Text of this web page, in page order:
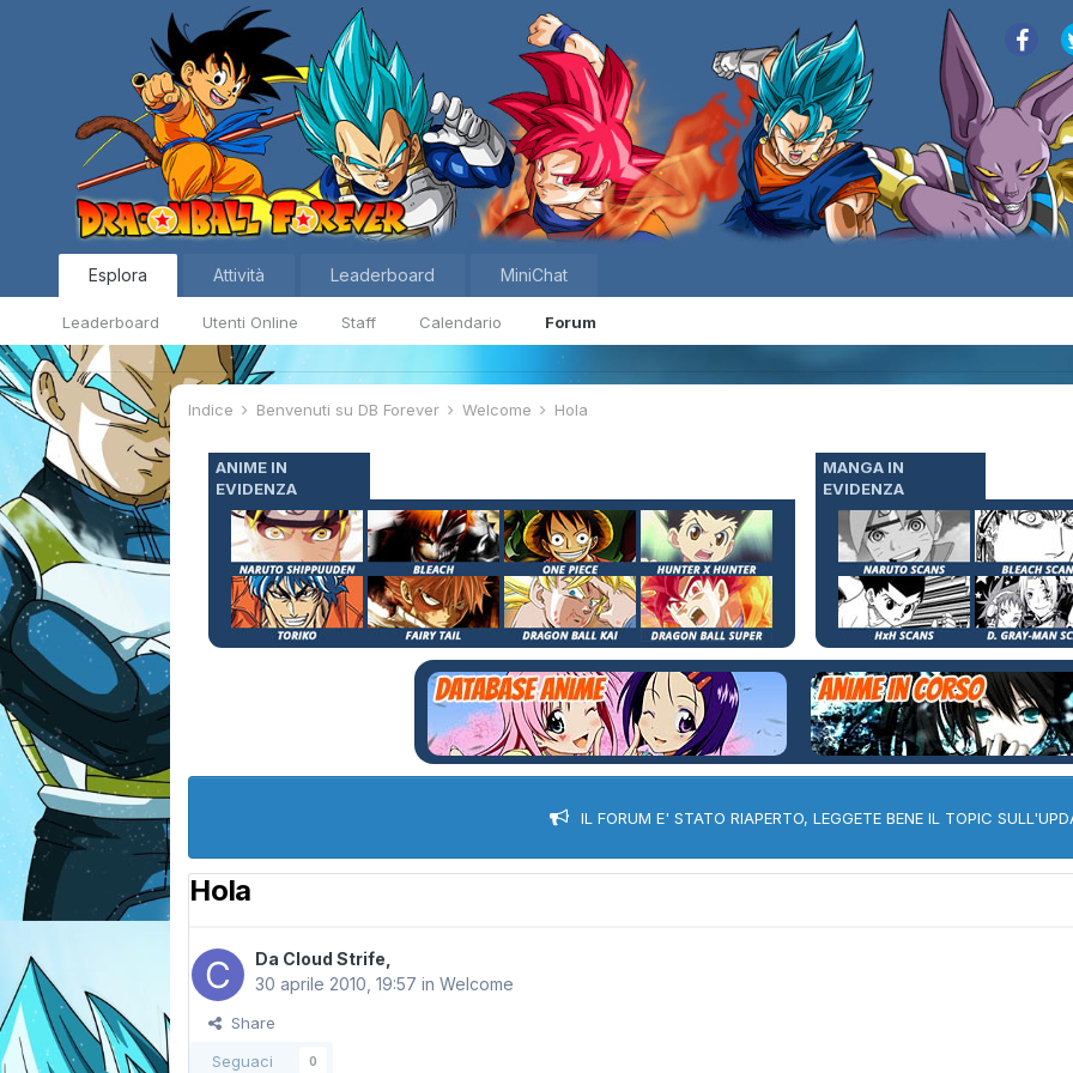
Esplora
Leaderboard Utenti Online Staff Calendario Forum
Attività Leaderboard MiniChat
Indice Benvenuti su DB Forever Welcome Hola
ANIME IN
EVIDENZA
MANGA IN
EVIDENZA
IL FORUM E' STATO RIAPERTO, LEGGETE BENE IL TOPIC
Hola
Da Cloud Strife
30 aprile 2010, 19:57 inWelcome
Share
Seguaci
0